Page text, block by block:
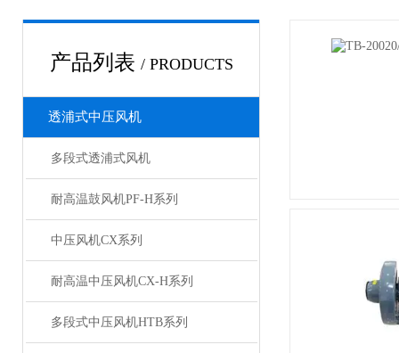
产品列表 / PRODUCTS
透浦式中压风机
多段式透浦式风机
耐高温鼓风机PF-H系列
中压风机CX系列
耐高温中压风机CX-H系列
多段式中压风机HTB系列